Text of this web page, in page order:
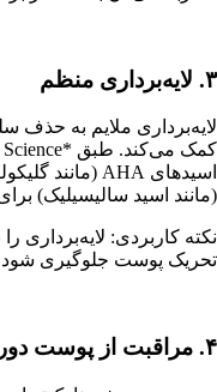
۳. لایه‌برداری منظم
لایه‌برداری ملایم به
(مانند اسید سالیسیلیک)
نکته کاربردی: لایه‌برداری
تحریک پوست جلوگیری
۴. مراقبت از پوست دور چشم